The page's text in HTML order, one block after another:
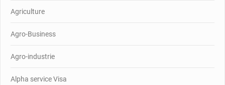
Agriculture
Agro-Business
Agro-industrie
Alpha service Visa